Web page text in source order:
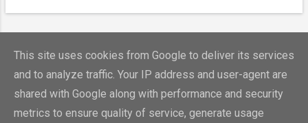
MÁS ENTRADAS
Con la tecnología de Blogger
This site uses cookies from Google to deliver its services
and to analyze traffic. Your IP address and user-agent are
shared with Google along with performance and security
metrics to ensure quality of service, generate usage